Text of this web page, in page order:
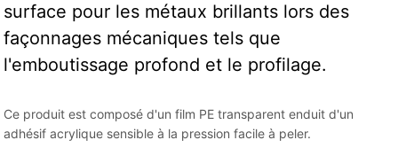
surface pour les métaux brillants lors des
façonnages mécaniques tels que
l'emboutissage profond et le profilage.
Ce produit est composé d'un film PE transparent enduit d'un
adhésif acrylique sensible à la pression facile à peler.